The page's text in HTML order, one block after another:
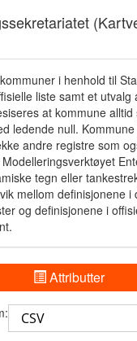
i henhold til
liste samt et utvalg
at kommune alltid
ledende null.
andre registre som
tegn eller
mellom definisjonene i
og definisjonene i
Attributter